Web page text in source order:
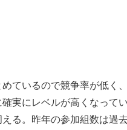
ているので競争率が低く
実にレベルが高くなって
る。昨年の参加組数は過